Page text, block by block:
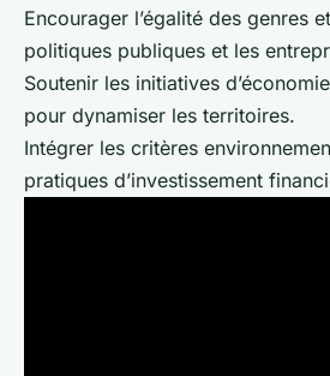
Encourager l’égalité des genres
politiques publiques et les
Soutenir les initiatives
pour dynamiser les territoires.
Intégrer les critères
pratiques d’investissement